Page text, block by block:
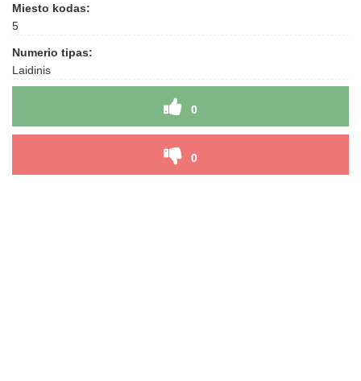
Miesto kodas:
5
Numerio tipas:
Laidinis
0
0